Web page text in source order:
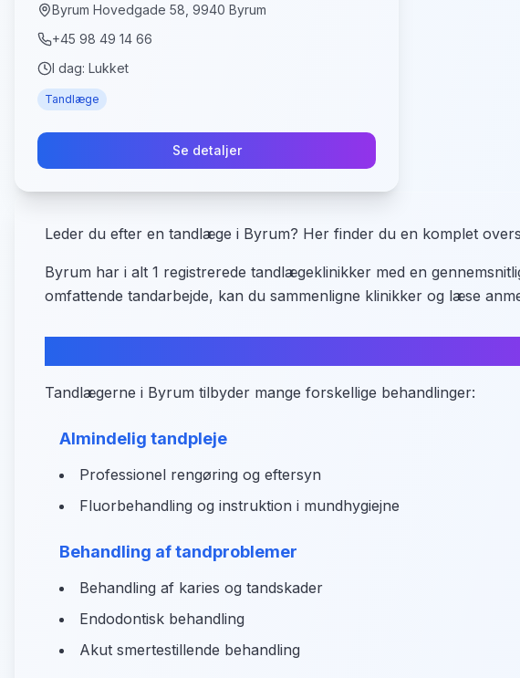
Byrum Hovedgade 58, 9940 Byrum
+45 98 49 14 66
I dag: Lukket
Tandlæge
Se detaljer
Leder du efter en tandlæge i Byrum? Her finder du en komplet
Byrum har i alt 1 registrerede tandlægeklinikker med en
omfattende tandarbejde, kan du sammenligne klinikker og læse
Tandlægerne i Byrum tilbyder mange forskellige behandlinger:
Almindelig tandpleje
Professionel rengøring og eftersyn
Fluorbehandling og instruktion i mundhygiejne
Behandling af tandproblemer
Behandling af karies og tandskader
Endodontisk behandling
Akut smertestillende behandling